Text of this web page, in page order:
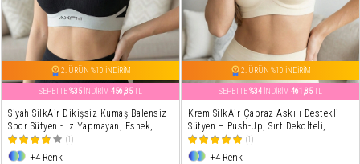
2. ÜRÜN %10 İNDİRİM
SEPETTE%35 İNDİRİM 456,35TL
Siyah SilkAir Dikişsiz Kumaş Balensiz
Spor Sütyen - İz Yapmayan, Esnek,
Günlük Konfor(1)
+4 Renk
2. ÜRÜN %10 İNDİRİM
SEPETTE%34 İNDİRİM 461,85TL
Krem SilkAir Çapraz Askılı Destekli
Sütyen – Push-Up, Sırt Dekolteli,
Kopçalı, Ayarlanabilir Askı
(1)
+4 Renk